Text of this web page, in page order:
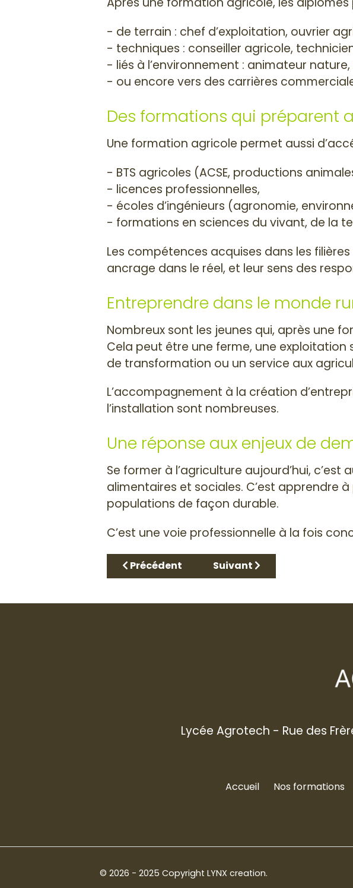
- de terrain : chef d’exploitation, ouvrier
- techniques : conseiller agricole,
- liés à l’environnement : animateur
- ou encore vers des carrières
Des formations qui préparent
Une formation agricole permet aussi
- BTS agricoles (ACSE, productions
- licences professionnelles,
- écoles d’ingénieurs (agronomie,
- formations en sciences du vivant, de la
Les compétences acquises dans les
ancrage dans le réel, et leur sens des
Entreprendre dans le monde
Nombreux sont les jeunes qui, après une
Cela peut être une ferme, une
de transformation ou un service aux
L’accompagnement à la création
l’installation sont nombreuses.
Une réponse aux enjeux de
Se former à l’agriculture aujourd’hui,
alimentaires et sociales. C’est apprendre
populations de façon durable.
C’est une voie professionnelle à la fois
Article précédent : Tout savoir sur bac stav :
Précédent Article suivant : Tout
Suivant
Lycée Agrotech - Rue des
Accueil Nos formations
© 2026 - 2025 CopyrightLYNX creation.